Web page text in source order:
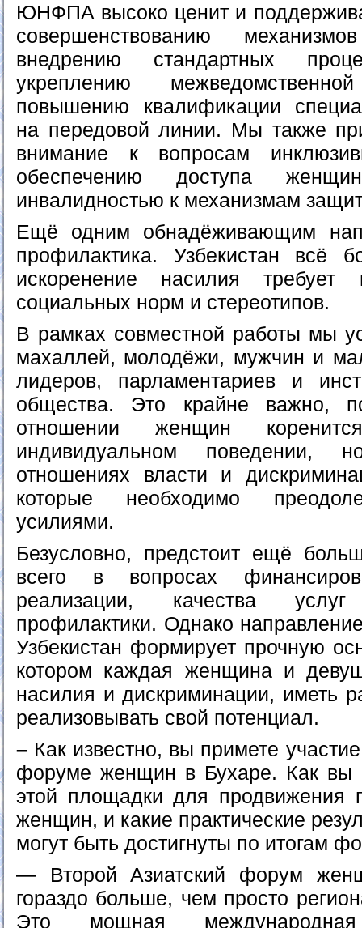
ЮНФПА высоко ценит и
совершенствованию
внедрению стандартных
укреплению
повышению квалификации
на передовой линии. Мы также
внимание к вопросам
обеспечению доступа
инвалидностью к механизмам
Ещё одним обнадёживающим
профилактика. Узбекистан всё
искоренение насилия требует
социальных норм и стереотипов.
В рамках совместной работы мы
махаллей, молодёжи, мужчин и
лидеров, парламентариев и
общества. Это крайне важно,
отношении женщин
индивидуальном
отношениях власти и
которые необходимо
усилиями.
Безусловно, предстоит ещё
всего в вопросах
реализации, качества
профилактики. Однако
Узбекистан формирует прочную
котором каждая женщина и
насилия и дискриминации, иметь
реализовывать свой потенциал.
– Как известно, вы примете
форуме женщин в Бухаре. Как вы
этой площадки для продвижения
женщин, и какие практические
могут быть достигнуты по итогам
— Второй Азиатский форум
гораздо больше, чем просто
Это мощная